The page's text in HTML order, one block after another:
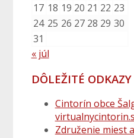
17 18 19 20 21 22 23
24 25 26 27 28 29 30
31
« júl
DÔLEŽITÉ ODKAZY
Cintorín obce
Združenie miest